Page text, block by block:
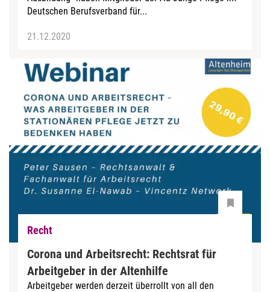
Deutschen Berufsverband für...
21.12.2020
Recht
Corona und Arbeitsrecht: Rechtsrat für
Arbeitgeber in der Altenhilfe
Arbeitgeber werden derzeit überrollt von all den